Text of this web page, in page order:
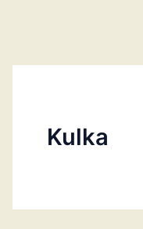
Kulka